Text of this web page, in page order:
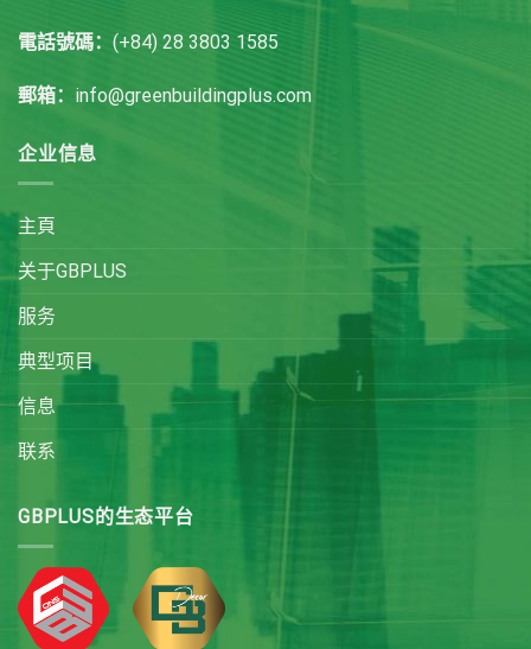
電話號碼： (+84) 28 3803 1585
郵箱： info@greenbuildingplus.com
企业信息
主頁
关于GBPLUS
服务
典型项目
信息
联系
GBPLUS的生态平台